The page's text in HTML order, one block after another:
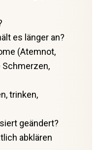
es länger an?
(Atemnot,
trinken,
geändert?
abklären